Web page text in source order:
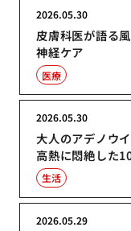
皮膚科医が語る
神経ケア
2026.05.30
医療
大人のアデノウ
高熱に悶絶した
2026.05.30
生活
2026.05.29